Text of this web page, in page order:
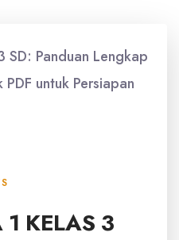
KELAS 3